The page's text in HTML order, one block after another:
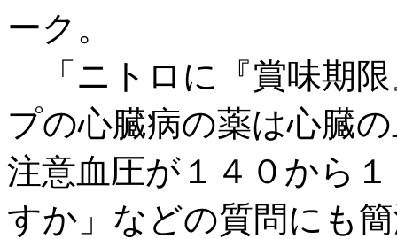
ーク。
「ニトロに『賞味期
プの心臓病の薬は心臓
注意血圧が１４０から
すか」などの質問にも